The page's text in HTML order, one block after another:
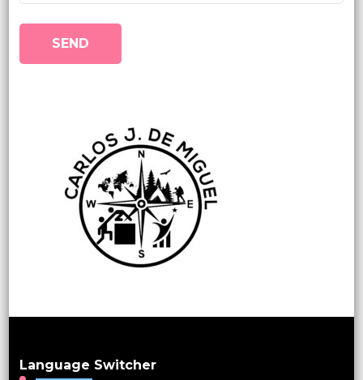
Language Switcher